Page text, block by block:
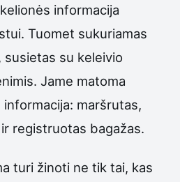
informacija
Tuomet sukuriamas
su keleivio
Jame matoma
maršrutas,
registruotas bagažas.
turi žinoti ne tik tai, kas